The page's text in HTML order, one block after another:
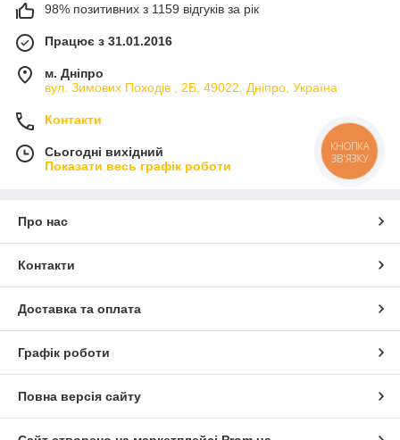
98% позитивних з 1159 відгуків за рік
Працює з 31.01.2016
м. Дніпро
вул. Зимових Походiв , 2Б, 49022, Дніпро, Україна
Контакти
Сьогодні вихідний
Показати весь графік роботи
Про нас
Контакти
Доставка та оплата
Графік роботи
Повна версія сайту
КНОПКА
ЗВ'ЯЗКУ